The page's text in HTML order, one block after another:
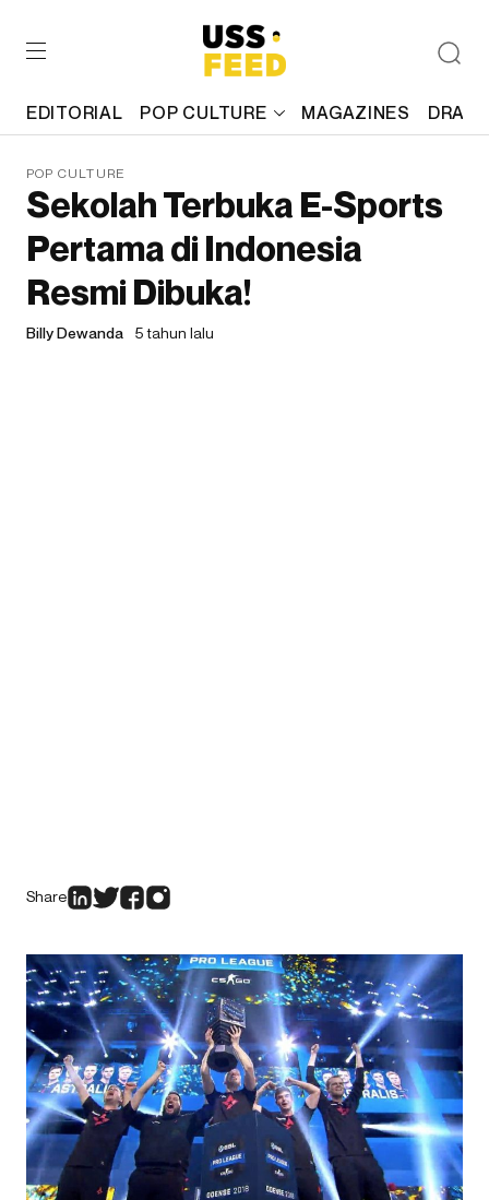
EDITORIAL POP CULTURE MAGAZINES
POP CULTURE
Sekolah Terbuka E-Sports
Pertama di Indonesia
Resmi Dibuka!
Billy Dewanda 5 tahun lalu
Share